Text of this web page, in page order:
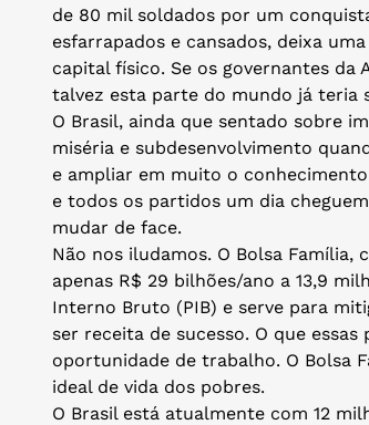
de 80 mil soldados por um
esfarrapados e cansados, deixa
capital físico. Se os governantes da
talvez esta parte do mundo já teria
O Brasil, ainda que sentado sobre
miséria e subdesenvolvimento
e ampliar em muito o
e todos os partidos um dia
mudar de face.
Não nos iludamos. O Bolsa
apenas R$ 29 bilhões/ano a 13,9
Interno Bruto (PIB) e serve para
ser receita de sucesso. O que
oportunidade de trabalho. O Bolsa
ideal de vida dos pobres.
O Brasil está atualmente com 12